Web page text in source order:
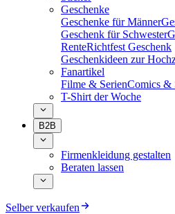
Geschenke
Geschenke für Männer
Geschenk für Schwester
RenteRichtfest Geschenk
Geschenkideen zur
Fanartikel
Filme & SerienComics &
T-Shirt der Woche
B2B
Firmenkleidung gestalten
Beraten lassen
Selber verkaufen